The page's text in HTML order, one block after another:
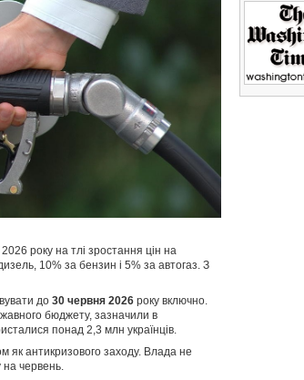
року на тлі зростання цін на
10% за бензин і 5% за автогаз. З
до 30 червня 2026 року включно.
бюджету, зазначили в
понад 2,3 млн українців.
як антикризового заходу. Влада не
червень.